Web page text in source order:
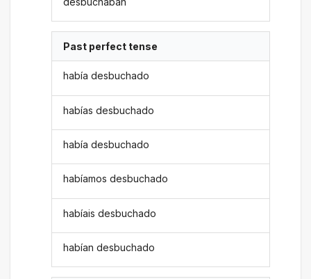
Past perfect tense
había desbuchado
habías desbuchado
había desbuchado
habíamos desbuchado
habíais desbuchado
habían desbuchado